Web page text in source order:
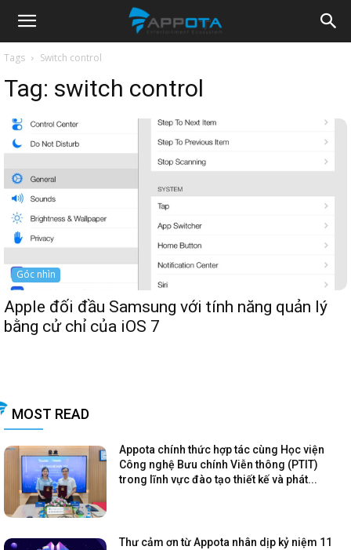
Appota
News
Tags Switch control
Tag: switch control
Góc nhìn
Apple đối đầu Samsung với tính năng quản lý
bằng cử chỉ của iOS 7
MOST READ
Appota chính thức hợp tác cùng Học viện
Công nghệ Bưu chính Viễn thông (PTIT)
trong lĩnh vực đào tạo thiết kế và phát...
Thư cảm ơn từ Appota nhân dịp kỷ niệm 11